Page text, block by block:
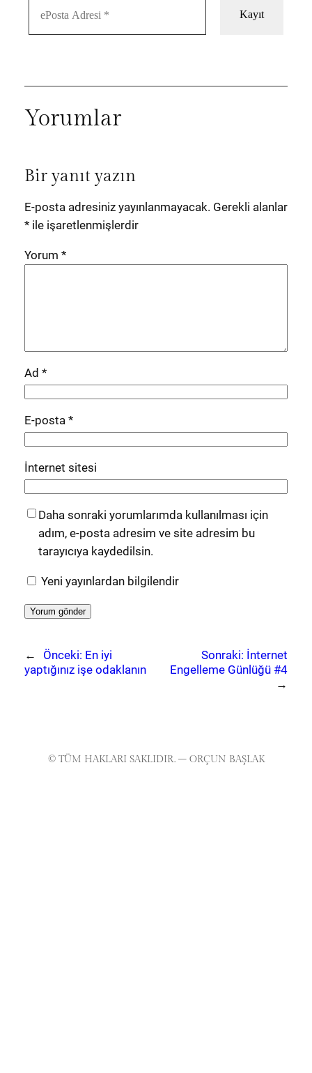
Yorumlar
Bir yanıt yazın
E-posta adresiniz yayınlanmayacak. Gerekli alanlar
*ile işaretlenmişlerdir
Yorum *
Ad *
E-posta *
İnternet sitesi
Daha sonraki yorumlarımda kullanılması için
adım, e-posta adresim ve site adresim bu
tarayıcıya kaydedilsin.
Yeni yayınlardan bilgilendir
← Önceki: En iyi
yaptığınız işe odaklanın
Sonraki: İnternet
Engelleme Günlüğü #4
→
© TÜM HAKLARI SAKLIDIR. – ORÇUN BAŞLAK